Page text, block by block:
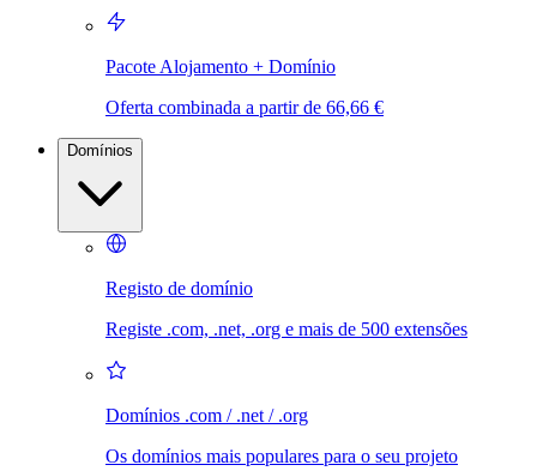
Pacote Alojamento + Domínio
Oferta combinada a partir de 66,66 €
Domínios
Registo de domínio
Registe .com, .net, .org e mais de 500 extensões
Domínios .com / .net / .org
Os domínios mais populares para o seu projeto